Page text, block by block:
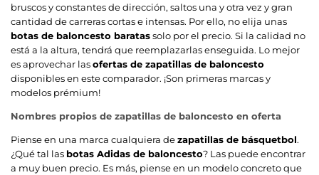
bruscos y constantes de dirección, saltos una y otra vez y gran
cantidad de carreras cortas e intensas. Por ello, no elija unas
botas de baloncesto baratassolo por el precio. Si la calidad no
está a la altura, tendrá que reemplazarlas enseguida. Lo mejor
es aprovechar lasofertas de zapatillas de baloncesto
disponibles en este comparador. ¡Son primeras marcas y
modelos prémium!
Nombres propios de zapatillas de baloncesto en oferta
Piense en una marca cualquiera dezapatillas de básquetbol.
¿Qué tal las botas Adidas de baloncesto? Las puede encontrar
a muy buen precio. Es más, piense en un modelo concreto que